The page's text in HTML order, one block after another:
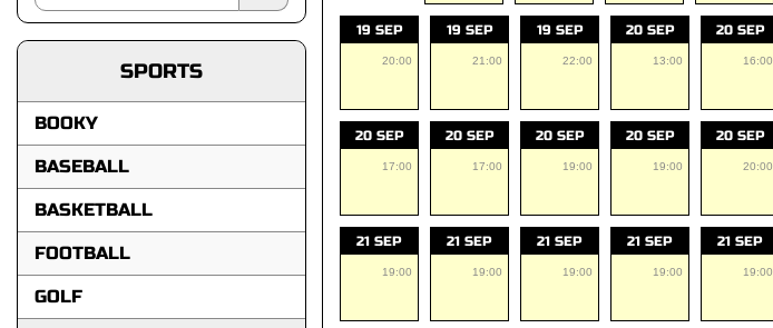
SPORTS
BOOKY
BASEBALL
BASKETBALL
FOOTBALL
GOLF
19 SEP
20:00
19 SEP
21:00
19 SEP
22:00
20 SEP
13:00
20 SEP
16:00
20 SEP
17:00
20 SEP
17:00
20 SEP
19:00
20 SEP
19:00
20 SEP
20:00
21 SEP
19:00
21 SEP
19:00
21 SEP
19:00
21 SEP
19:00
21 SEP
19:00